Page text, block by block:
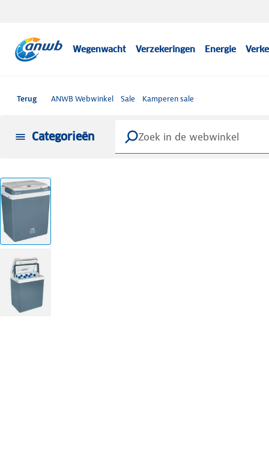
Wegenwacht Verzekeringen Energie
Terug ANWB Webwinkel Sale Kamperen sale
Categorieën